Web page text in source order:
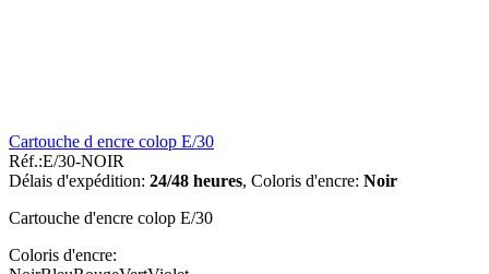
Cartouche d encre colop E/30
Réf.:E/30-NOIR
Délais d'expédition: 24/48 heures, Coloris d'encre: Noir
Cartouche d'encre colop E/30
Coloris d'encre: